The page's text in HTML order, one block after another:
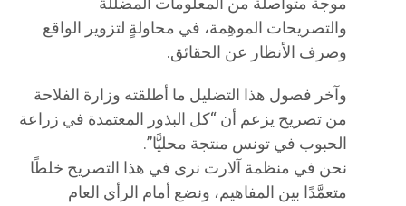
والتصريحات الموهِمة، في محاولةٍ لتزوير الواقع
وصرف الأنظار عن الحقائق.
وآخر فصول هذا التضليل ما أطلقته وزارة الفلاحة
من تصريح يزعم أن “كل البذور المعتمدة في زراعة
الحبوب في تونس منتجة محليًّا”.
نحن في منظمة آلارت نرى في هذا التصريح خلطًا
متعمَّدًا بين المفاهيم، ونضع أمام الرأي العام